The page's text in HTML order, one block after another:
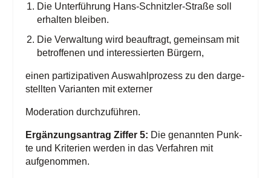
Die Unter­füh­rung Hans-Schnitz­ler-Stra­ße soll
erhal­ten bleiben.
Die Ver­wal­tung wird beauf­tragt, gemein­sam mit
betrof­fe­nen und inter­es­sier­ten Bürgern,
einen par­ti­zi­pa­ti­ven Aus­wahl­pro­zess zu den dar­ge­
stell­ten Vari­an­ten mit externer
Mode­ra­ti­on durchzuführen.
Ergän­zungs­an­trag Zif­fer 5: Die genann­ten Punk­
te und Kri­te­ri­en wer­den in das Ver­fah­ren mit
aufgenommen.